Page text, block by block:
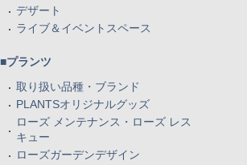
デザート
ライブ＆イベントスペース
■プランツ
取り扱い品種・ブランド
PLANTSオリジナルグッズ
ローズ メンテナンス・ローズ レス
キュー
ローズガーデンデザイン